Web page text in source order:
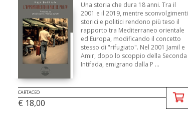
Una storia che dura 18 anni. Tra il
2001 e il 2019, mentre sconvolgimenti
storici e politici rendono più teso il
rapporto tra Mediterraneo orientale
ed Europa, modificando il concetto
stesso di "rifugiato". Nel 2001 Jamil e
Amir, dopo lo scoppio della Seconda
Intifada, emigrano dalla P ...
CARTACEO
€ 18,00